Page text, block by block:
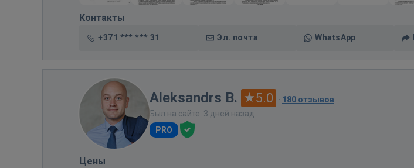
Контакты
+371 *** *** 31 Эл. почта WhatsApp
Aleksandrs B. 5.0 · 180 отзывов
Был на сайте: 3 дней назад
PRO
Цены